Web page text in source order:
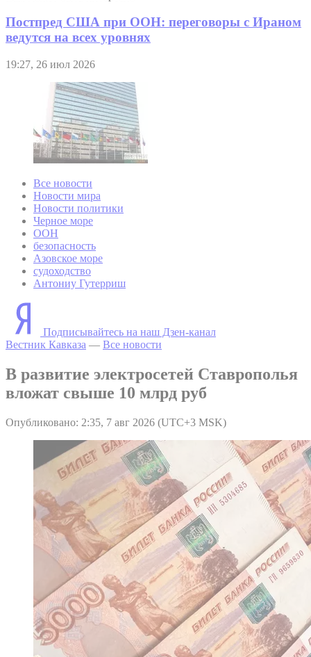
Постпред США при ООН: переговоры с Ираном
ведутся на всех уровнях
19:27, 26 июл 2026
Все новости
Новости мира
Новости политики
Черное море
ООН
безопасность
Азовское море
судоходство
Антониу Гутерриш
Подписывайтесь на наш Дзен-канал
Вестник Кавказа — Все новости
В развитие электросетей Ставрополья
вложат свыше 10 млрд руб
Опубликовано: 2:35, 7 авг 2026 (UTC+3 MSK)